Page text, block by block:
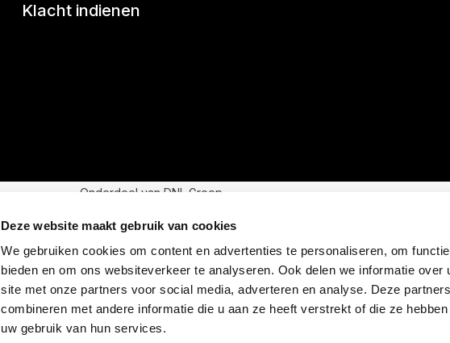
Deze website maakt gebruik van cookies
We gebruiken cookies om content en advertenties te personaliseren, om
bieden en om ons websiteverkeer te analyseren. Ook delen we informatie over
site met onze partners voor social media, adverteren en analyse. Deze
combineren met andere informatie die u aan ze heeft verstrekt of die ze
uw gebruik van hun services.
Klacht indienen
Onderdeel van DNL Groep